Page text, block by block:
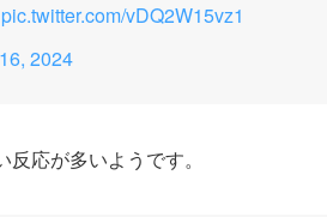
pic.twitter.com/vDQ2W15vz1
2024
応が多いようです。